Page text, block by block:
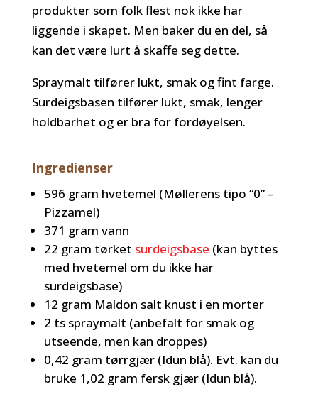
produkter som folk flest nok ikke har
liggende i skapet. Men baker du en del, så
kan det være lurt å skaffe seg dette.
Spraymalt tilfører lukt, smak og fint farge.
Surdeigsbasen tilfører lukt, smak, lenger
holdbarhet og er bra for fordøyelsen.
Ingredienser
596 gram hvetemel (Møllerens tipo “0” –
Pizzamel)
371 gram vann
22 gram tørket surdeigsbase (kan byttes
med hvetemel om du ikke har
surdeigsbase)
12 gram Maldon salt knust i en morter
2 ts spraymalt (anbefalt for smak og
utseende, men kan droppes)
0,42 gram tørrgjær (Idun blå). Evt. kan du
bruke 1,02 gram fersk gjær (Idun blå).